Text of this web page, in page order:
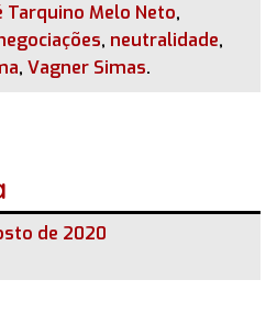
Tarquino Melo Neto,
, neutralidade,
, Vagner Simas.
de 2020